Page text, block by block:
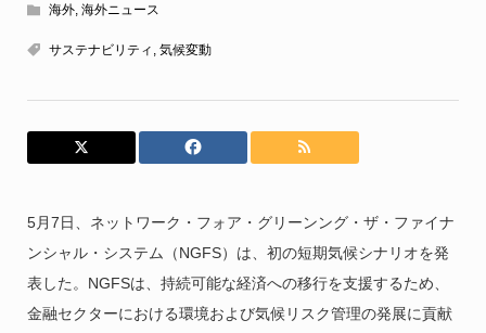
海外, 海外ニュース
サステナビリティ , 気候変動
5月7日、ネットワーク・フォア・グリーンング・ザ・ファイナ
ンシャル・システム（NGFS）は、初の短期気候シナリオを発
表した。NGFSは、持続可能な経済への移行を支援するため、
金融セクターにおける環境および気候リスク管理の発展に貢献